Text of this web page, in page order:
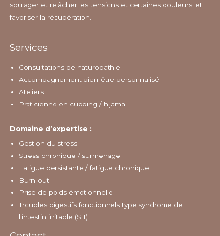
soulager et relâcher les tensions et certaines douleurs, et
favoriser la récupération.
Services
Consultations de naturopathie
Accompagnement bien-être personnalisé
Ateliers
Praticienne en cupping / hijama
Domaine d’expertise :
Gestion du stress
Stress chronique / surmenage
Fatigue persistante / fatigue chronique
Burn-out
Prise de poids émotionnelle
Troubles digestifs fonctionnels type syndrome de
l'intestin irritable (SII)